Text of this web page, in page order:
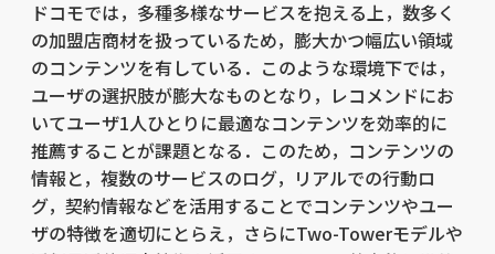
ドコモでは，多種多様なサービスを抱える上，数多く
の加盟店商材を扱っているため，膨大かつ幅広い領域
のコンテンツを有している．このような環境下では，
ユーザの選択肢が膨大なものとなり，レコメンドにお
いてユーザ1人ひとりに最適なコンテンツを効率的に
推薦することが課題となる．このため，コンテンツの
情報と，複数のサービスのログ，リアルでの行動ロ
グ，契約情報などを活用することでコンテンツやユー
ザの特徴を適切にとらえ，さらにTwo-Towerモデルや